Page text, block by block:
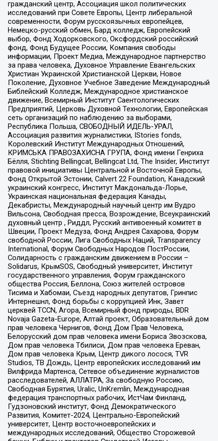
гражданский центр, Ассоциация школ политических
исследований при Совете Европы, Центр либеральной
современности, Форум русскоязычных европейцев,
Немецко-русский обмен, Бард колледж, Европейский
выбор, Фонд Ходорковского, Оксфордский российский
фонд, Фонд Будущее России, Компания свободы
информации, Проект Медиа, Международное партнерство
за права человека, Духовное Управление Евангельских
Христиан Украинской Христианской Церкви, Новое
Поколение, Духовное Учебное Заведение Международный
Библейский Колледж, Международное христианское
движение, Всемирный Институт Саентологических
Предприятий, Церковь Духовной Технологии, Европейская
сеть организаций по наблюдению за выборами,
Республика Польша, СВОБОДНЫЙ ИДЕЛЬ-УРАЛ,
Ассоциация развития журналистики, IStories fonds,
Королевский Институт Международных Отношений,
КРИМСЬКА ПРАВОЗАХИСНА ГРУПА, Фонд имени Генриха
Бёлля, Stichting Bellingcat, Bellingcat Ltd, The Insider, Институт
правовой инициативы Центральной и Восточной Европы,
Фонд Открытой Эстонии, Calvert 22 Foundation, Канадский
украинский конгресс, Институт Макдональда-Лорье,
Украинская национальная федерация Канады,
Декабристы, Международный научный центр им Вудро
Вильсона, Свободная пресса, Возрождение, Всеукраинский
духовный центр , Риддл, Русский антивоенный комитет в
Швеции, Проект Медуза, Фонд Андрея Сахарова, Форум
свободной России, Лига Свободных Наций, Transparеncy
International, Форум Свободных Народов ПостРоссии,
Солидарность с гражданским движением в России –
Solidarus, КрымSOS, Свободный университет, Институт
государственного управления, Форум гражданского
общества Россия, Беллона, Союз жителей островов
Тисима и Хабомаи, Съезд народных депутатов, Гринпис
Интернешнл, Фонд борьбы с коррупцией Инк, Завет
церквей TCCN, Агора, Всемирный фонд природы, BDR
Novaja Gazeta-Europe, Алтай проект, Образовательный дом
прав человека Чернигов, Фонд Дом Прав Человека,
Белорусский дом прав человека имени Бориса Звозскова,
Дом прав человека Тбилиси, Дом прав человека Ереван,
Дом прав человека Крым, Центр дикого лосося, TVR
Studios, ТВ Дождь, Центр европейских исследований им
Вилфрида Мартенса, Сетевое объединение журналистов
расследователей, АЛЛАТРА, За свободную Россию,
Свободная Бурятия, Uralic, UnKremlin, Международная
федерация транспортных рабочих, ИстЧам Финланд,
Гудзоновский институт, Фонд Демократического
Развития, Комитет-2024, Центрально-Европейский
университет, Центр восточноевропейских и
международных исследований, Общество Сторожевой